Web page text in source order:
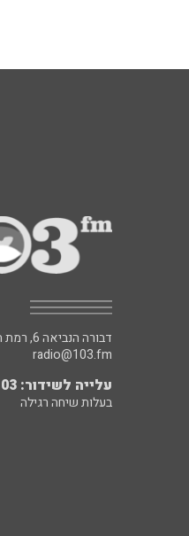
דבורה הנביאה 6, רמת השרון
radio@103.fm
עלייה לשידור: 0552-103-103
בעלות שיחה רגילה